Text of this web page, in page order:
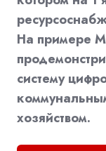
На примере
систему
хозяйством.